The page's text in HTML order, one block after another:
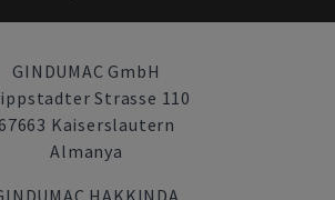
GINDUMAC GmbH
Strasse 110
Kaiserslautern
Almanya
HAKKINDA